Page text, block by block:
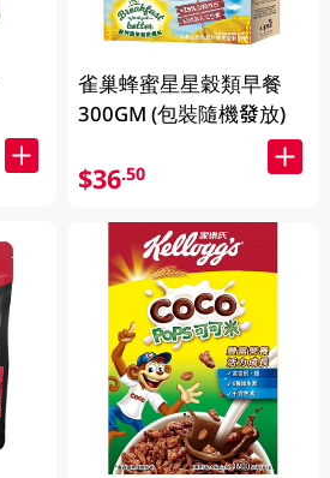
雀巢蜂蜜星星穀類早餐
300GM (包裝隨機發放)
$36.50